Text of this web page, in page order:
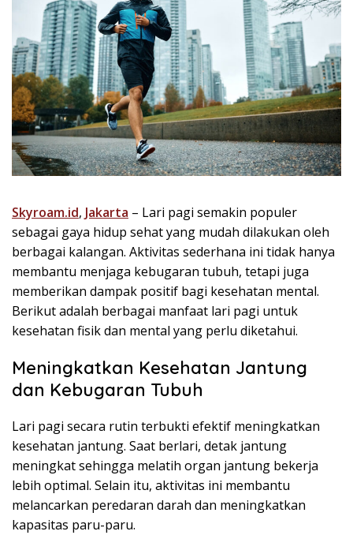
Skyroam.id, Jakarta – Lari pagi semakin populer
sebagai gaya hidup sehat yang mudah dilakukan oleh
berbagai kalangan. Aktivitas sederhana ini tidak hanya
membantu menjaga kebugaran tubuh, tetapi juga
memberikan dampak positif bagi kesehatan mental.
Berikut adalah berbagai manfaat lari pagi untuk
kesehatan fisik dan mental yang perlu diketahui.
Meningkatkan Kesehatan Jantung
dan Kebugaran Tubuh
Lari pagi secara rutin terbukti efektif meningkatkan
kesehatan jantung. Saat berlari, detak jantung
meningkat sehingga melatih organ jantung bekerja
lebih optimal. Selain itu, aktivitas ini membantu
melancarkan peredaran darah dan meningkatkan
kapasitas paru-paru.